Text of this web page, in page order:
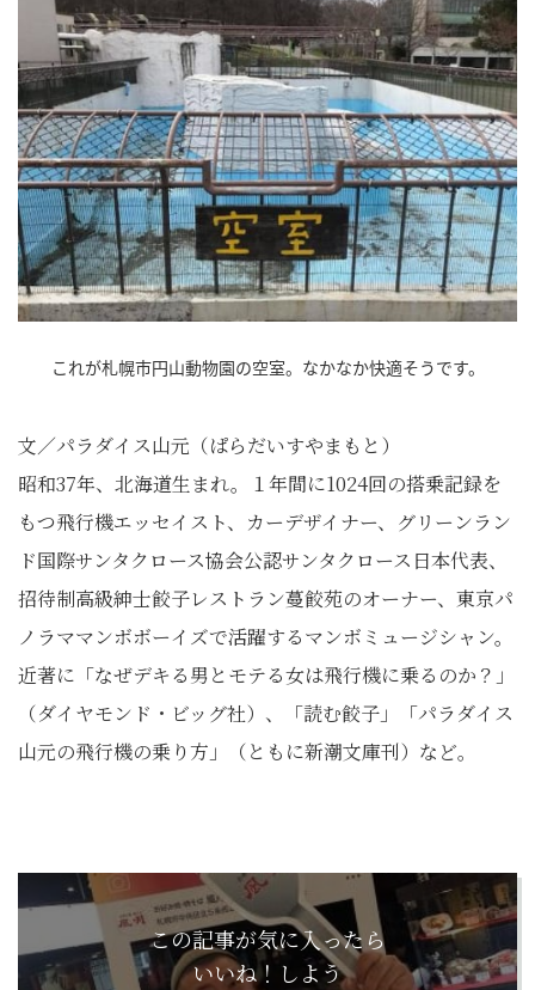
これが札幌市円山動物園の空室。なかなか快適そうです。
文／パラダイス山元（ぱらだいすやまもと）
昭和37年、北海道生まれ。１年間に1024回の搭乗記録を
もつ飛行機エッセイスト、カーデザイナー、グリーンラン
ド国際サンタクロース協会公認サンタクロース日本代表、
招待制高級紳士餃子レストラン蔓餃苑のオーナー、東京パ
ノラママンボボーイズで活躍するマンボミュージシャン。
近著に「なぜデキる男とモテる女は飛行機に乗るのか？」
（ダイヤモンド・ビッグ社）、「読む餃子」「パラダイス
山元の飛行機の乗り方」（ともに新潮文庫刊）など。
この記事が気に入ったら
いいね！しよう